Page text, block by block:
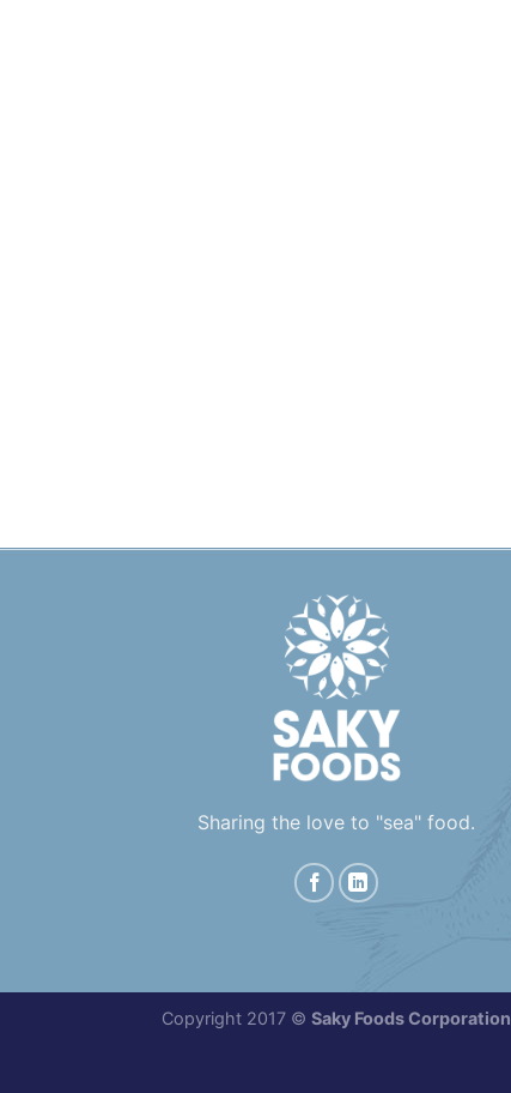
Sharing the love to "sea" food.
Copyright 2017 © Saky Foods Corporation